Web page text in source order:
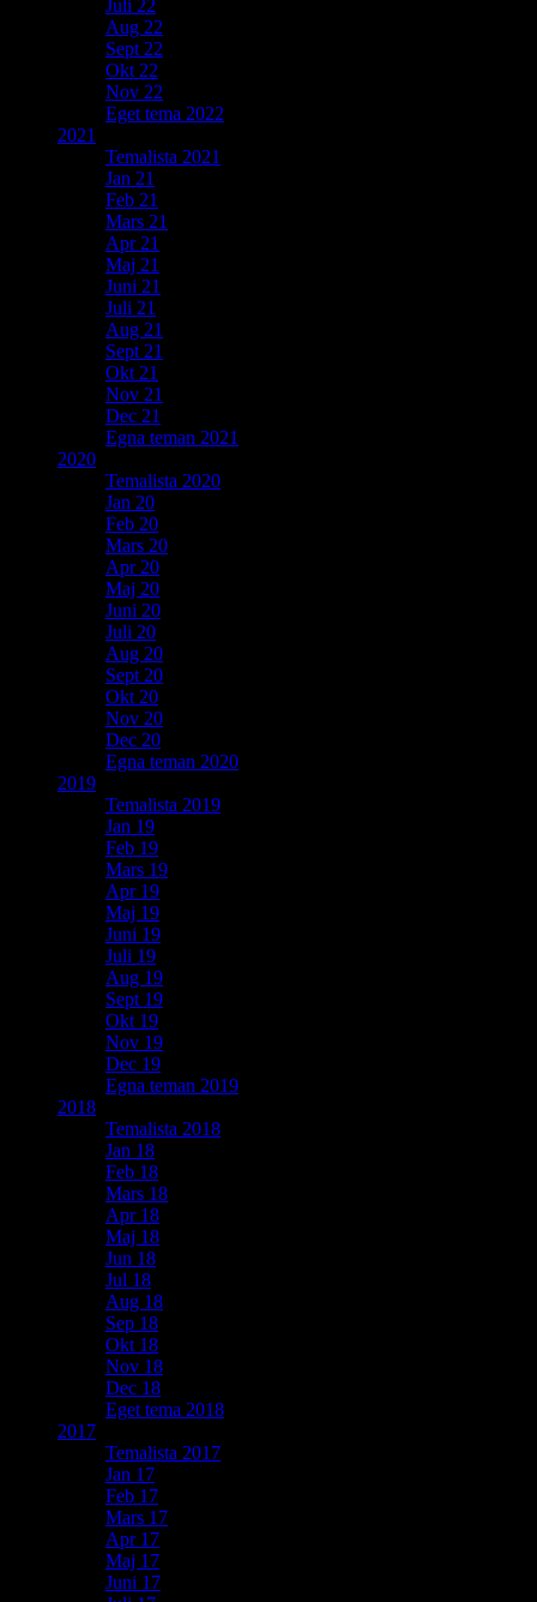
Juli 22
Aug 22
Sept 22
Okt 22
Nov 22
Eget tema 2022
2021
Temalista 2021
Jan 21
Feb 21
Mars 21
Apr 21
Maj 21
Juni 21
Juli 21
Aug 21
Sept 21
Okt 21
Nov 21
Dec 21
Egna teman 2021
2020
Temalista 2020
Jan 20
Feb 20
Mars 20
Apr 20
Maj 20
Juni 20
Juli 20
Aug 20
Sept 20
Okt 20
Nov 20
Dec 20
Egna teman 2020
2019
Temalista 2019
Jan 19
Feb 19
Mars 19
Apr 19
Maj 19
Juni 19
Juli 19
Aug 19
Sept 19
Okt 19
Nov 19
Dec 19
Egna teman 2019
2018
Temalista 2018
Jan 18
Feb 18
Mars 18
Apr 18
Maj 18
Jun 18
Jul 18
Aug 18
Sep 18
Okt 18
Nov 18
Dec 18
Eget tema 2018
2017
Temalista 2017
Jan 17
Feb 17
Mars 17
Apr 17
Maj 17
Juni 17